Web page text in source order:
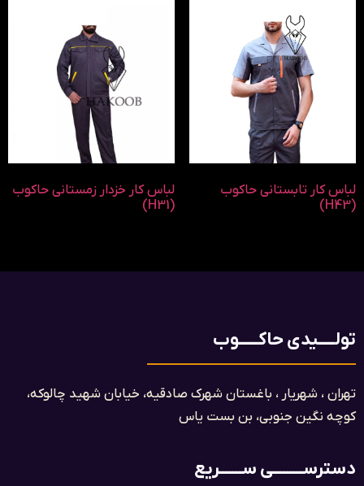
لباس کار تابستانی حاکوب
(H43)
لباس کار خزدار زمستانی حاکوب
(H31)
تولـــــیدی حاکــــــوب
تهران ، شهریار ، باغستان شهرک صادقیه، خیابان شهید چالوکه،
کوچه نگین جنوبی، بن بست یاس​
دسترســـــــــی ســـــــریع